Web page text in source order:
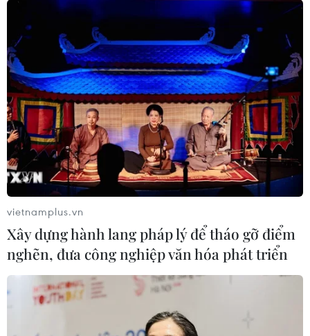
vietnamplus.vn
Xây dựng hành lang pháp lý để tháo gỡ điểm
nghẽn, đưa công nghiệp văn hóa phát triển